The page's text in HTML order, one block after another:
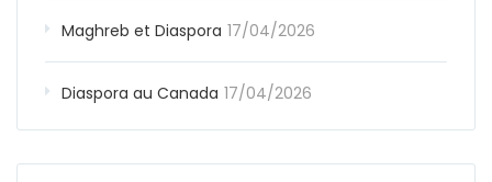
Maghreb et Diaspora 17/04/2026
Diaspora au Canada 17/04/2026